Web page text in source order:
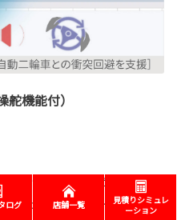
機能付）
と衝突する可能性が高く、自
ースがある場合、ドライバー
ログ 店舗一覧
見積りシミュレ
ーション